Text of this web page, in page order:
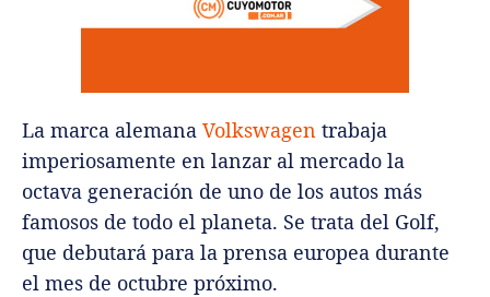
La marca alemana Volkswagen trabaja
imperiosamente en lanzar al mercado la
octava generación de uno de los autos más
famosos de todo el planeta. Se trata del Golf,
que debutará para la prensa europea durante
el mes de octubre próximo.